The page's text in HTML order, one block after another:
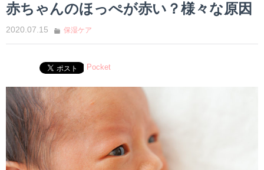
赤ちゃんのほっぺが赤い？様々な原因
2020.07.15 保湿ケア
Pocket